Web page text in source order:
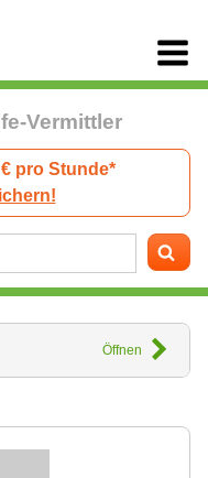
Vermittler
pro Stunde*
Öffnen